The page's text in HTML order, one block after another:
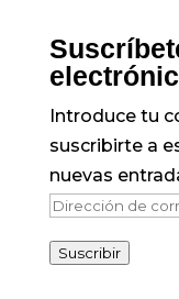
Introduce tu
suscribirte a
nuevas
Dirección
correo
Suscribir